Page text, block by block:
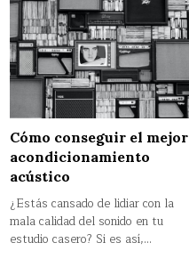
Cómo conseguir el mejor
acondicionamiento
acústico
¿Estás cansado de lidiar con la
mala calidad del sonido en tu
estudio casero? Si es así,…